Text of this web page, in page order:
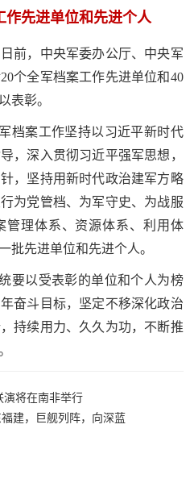
作先进单位和先进个人
前，中央军委办公厅、中央军
个全军档案工作先进单位和40
表彰。
档案工作坚持以习近平新时代
，深入贯彻习近平强军思想，
，坚持用新时代政治建军方略
为党管档、为军守史、为战服
管理体系、资源体系、利用体
批先进单位和先进个人。
要以受表彰的单位和个人为榜
奋斗目标，坚定不移深化政治
持续用力、久久为功，不断推
演将在南非举行
建，巨舰列阵，向深蓝